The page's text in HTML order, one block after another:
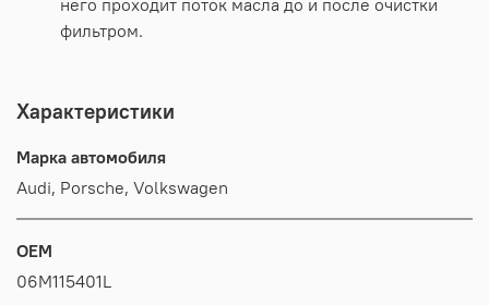
него проходит поток масла до и после очистки
фильтром.
Характеристики
Марка автомобиля
Audi, Porsche, Volkswagen
OEM
06M115401L